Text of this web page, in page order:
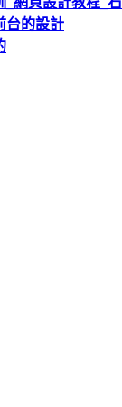
台的設計